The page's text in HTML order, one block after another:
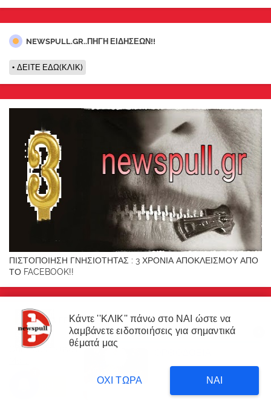
NEWSPULL.GR..ΠΗΓΗ ΕΙΔΗΣΕΩΝ!!
ΔΕΙΤΕ ΕΔΩ(ΚΛΙΚ)
ΠΙΣΤΟΠΟΙΗΣΗ ΓΝΗΣΙΟΤΗΤΑΣ : 3 ΧΡΟΝΙΑ ΑΠΟΚΛΕΙΣΜΟΥ ΑΠΟ
ΤΟ FACEBOOK!!
ΦΌΡΜΑ ΕΠΙΚΟΙΝΩΝΊΑΣ
Όνομα
Ηλεκτρονικό ταχυδρομείο*
στρέμματα έγιναν στάχτη επι
κυβέρνησης Μητσοτάκη!
Our website uses cookies to enhance your experience.
Κάντε ''ΚΛΙΚ'' πάνω στο ΝΑΙ ώστε να
λαμβάνετε ειδοποιήσεις για σημαντικά
θέματά μας
ΝΑΙ
ΟΧΙ ΤΩΡΑ